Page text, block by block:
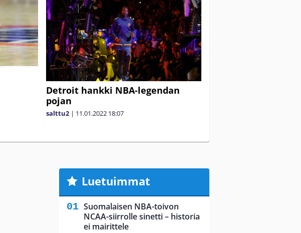
Detroit hankki NBA-legendan
pojan
salttu2 | 11.01.2022 18:07
Luetuimmat
Suomalaisen NBA-toivon
NCAA-siirrolle sinetti – historia
ei mairittele